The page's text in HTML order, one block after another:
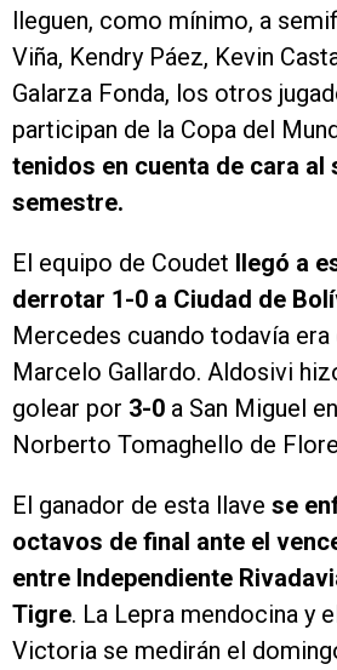
lleguen, como mínimo, a
Viña, Kendry Páez, Kevin
Galarza Fonda, los otros
participan de la Copa del
tenidos en cuenta de cara al
semestre.
El equipo de Coudet llegó a
derrotar 1-0 a Ciudad de
Mercedes cuando todavía
Marcelo Gallardo. Aldosivi
golear por 3-0 a San Miguel
Norberto Tomaghello de
El ganador de esta llave se
octavos de final ante el
entre Independiente
Tigre. La Lepra mendocina y
Victoria se medirán el